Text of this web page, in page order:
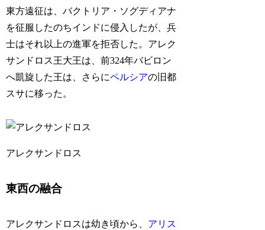
東方遠征は、バクトリア・ソグディアナ
を征服したのちインドに侵入したが、兵
士はそれ以上の進軍を拒否した。アレク
サンドロス王大王は、前324年バビロン
へ凱旋した王は、さらにペルシアの旧都
スサに移った。
アレクサンドロス
東西の融合
アレクサンドロスは幼き頃から、 アリス